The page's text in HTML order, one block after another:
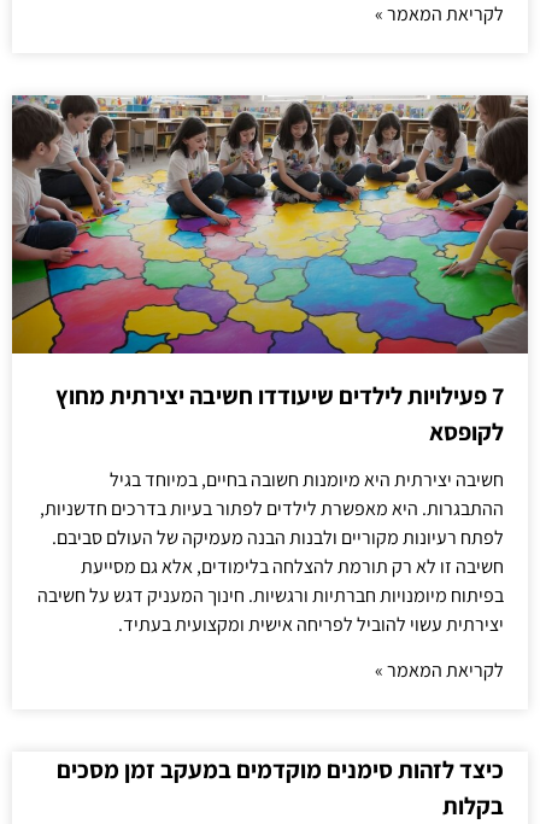
לקריאת המאמר »
7 פעילויות לילדים שיעודדו חשיבה יצירתית מחוץ
לקופסא
חשיבה יצירתית היא מיומנות חשובה בחיים, במיוחד בגיל
ההתבגרות. היא מאפשרת לילדים לפתור בעיות בדרכים חדשניות,
לפתח רעיונות מקוריים ולבנות הבנה מעמיקה של העולם סביבם.
חשיבה זו לא רק תורמת להצלחה בלימודים, אלא גם מסייעת
בפיתוח מיומנויות חברתיות ורגשיות. חינוך המעניק דגש על חשיבה
יצירתית עשוי להוביל לפריחה אישית ומקצועית בעתיד.
לקריאת המאמר »
כיצד לזהות סימנים מוקדמים במעקב זמן מסכים
בקלות